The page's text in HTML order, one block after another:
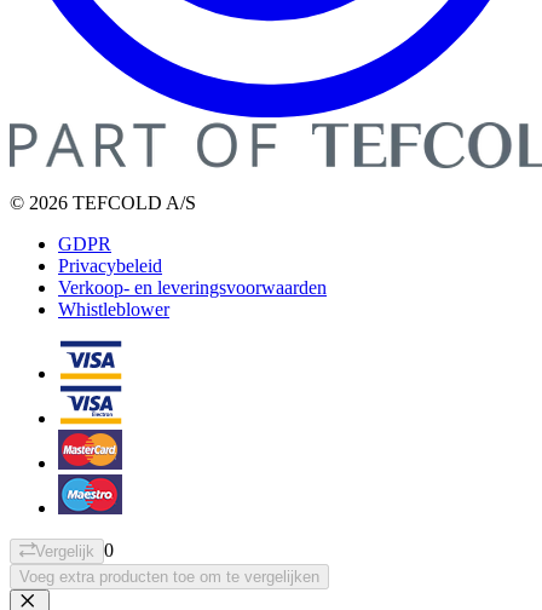
© 2026 TEFCOLD A/S
GDPR
Privacybeleid
Verkoop- en leveringsvoorwaarden
Whistleblower
Vergelijk 0
Voeg extra producten toe om te vergelijken